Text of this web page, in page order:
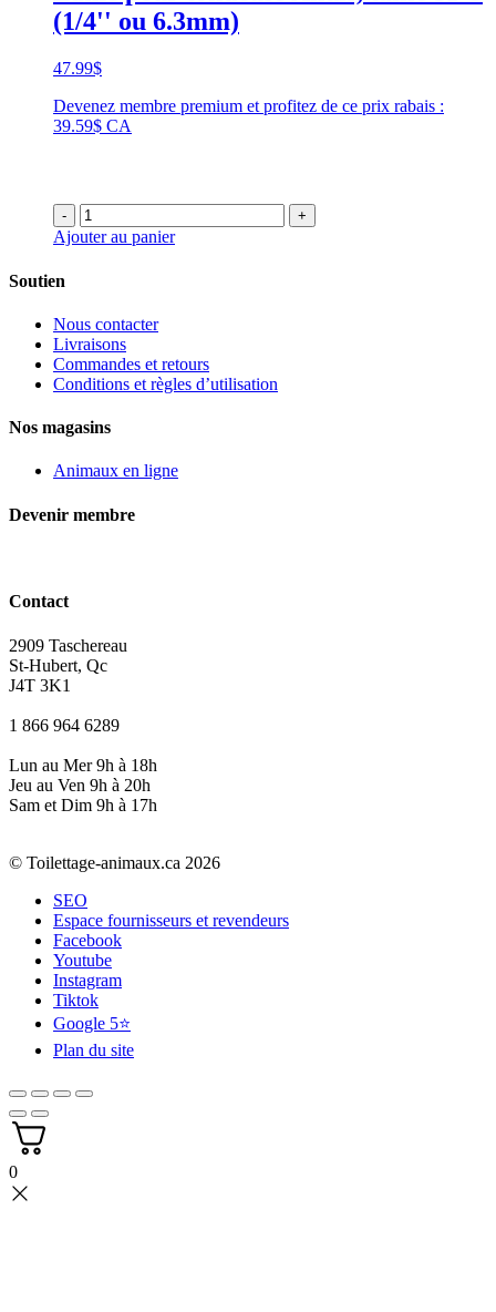
(1/4'' ou 6.3mm)
47.99$
Devenez membre premium et profitez de ce prix rabais :
39.59$ CA
- +
Ajouter au panier
Soutien
Nous contacter
Livraisons
Commandes et retours
Conditions et règles d’utilisation
Nos magasins
Animaux en ligne
Devenir membre
Contact
2909 Taschereau
St-Hubert, Qc
J4T 3K1
1 866 964 6289
Lun au Mer 9h à 18h
Jeu au Ven 9h à 20h
Sam et Dim 9h à 17h
© Toilettage-animaux.ca 2026
SEO
Espace fournisseurs et revendeurs
Facebook
Youtube
Instagram
Tiktok
Google 5⭐
Plan du site
0